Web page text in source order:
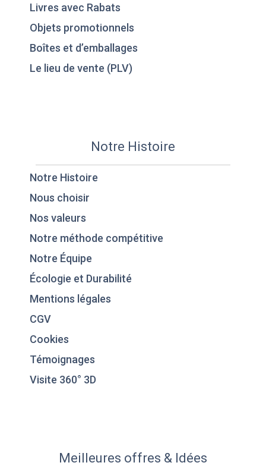
Livres avec Rabats
Objets promotionnels
Boîtes et d’emballages
Le lieu de vente (PLV)
Notre Histoire
Notre Histoire
Nous choisir
Nos valeurs
Notre méthode compétitive
Notre Équipe
Écologie et Durabilité
Mentions légales
CGV
Cookies
Témoignages
Visite 360° 3D
Meilleures offres & Idées